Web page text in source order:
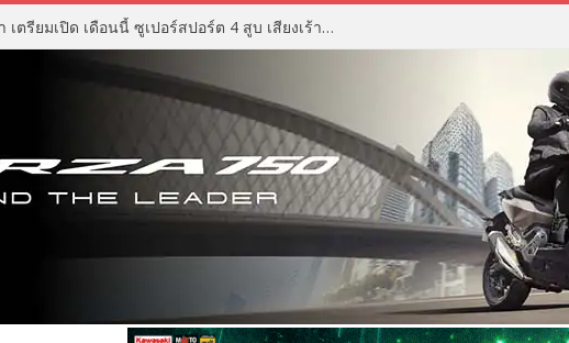
ZX Moto 500RR ราคา เตรียมเปิด เดือนนี้ ซูเปอร์สปอร์ต 4 สูบ เสียงเร้าใจ ดีไซน์ดุดัน